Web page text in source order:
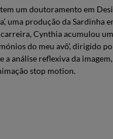
um doutoramento em
uma produção da
Cynthia acumulou
do meu avô’, dirigido
a análise reflexiva da
stop motion.